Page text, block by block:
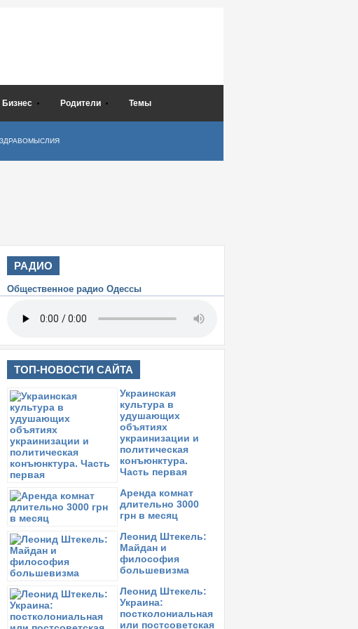
Бизнес Родители Темы
РАДИО
Общественное радио Одессы
ТОП-НОВОСТИ САЙТА
Украинская
культура в
удушающих
объятиях
украинизации и
политическая
конъюнктура.
Часть первая
Аренда комнат
длительно 3000
грн в месяц
Леонид Штекель:
Майдан и
философия
большевизма
Леонид Штекель:
Украина:
постколониальная
или постсоветская